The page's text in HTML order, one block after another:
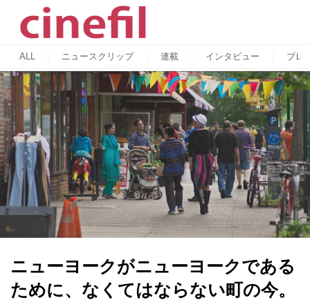
ALL ニュースクリップ 連載 インタビュー プレ
ニューヨークがニューヨークである
ために、なくてはならない町の今。